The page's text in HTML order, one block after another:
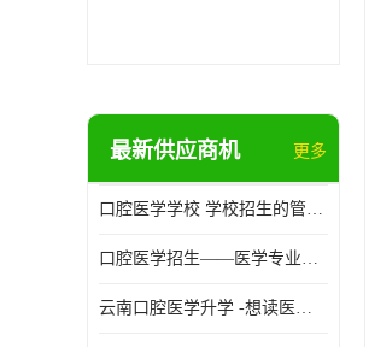
最新供应商机 更多
口腔医学学校 学校招生的管理制度
口腔医学招生——医学专业升学现状
云南口腔医学升学 -想读医学专业的你是否有太多的困惑?